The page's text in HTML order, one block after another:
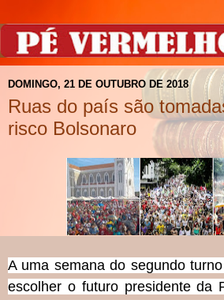
DOMINGO, 21 DE OUTUBRO DE 2018
Ruas do país são
risco Bolsonaro
A uma semana do segundo
escolher o futuro presidente da